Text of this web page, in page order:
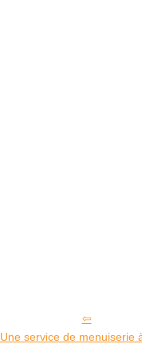
Une service de menuiserie